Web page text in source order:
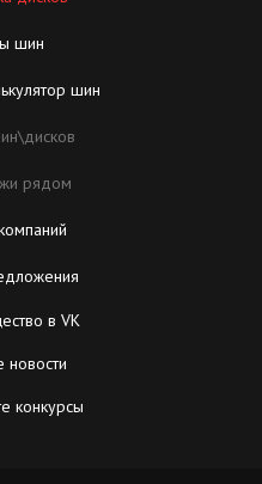
шин
шин
рядом
в VK
новости
конкурсы